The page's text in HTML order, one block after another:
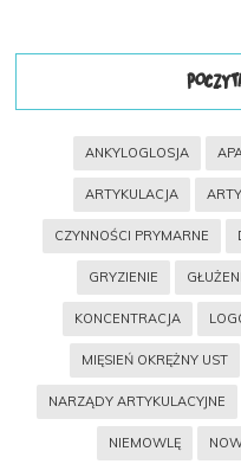
ANKYLOGLOSJA
ARTYKULACJA
CZYNNOŚCI PRYMARNE
GRYZIENIE
KONCENTRACJA
MIĘSIEŃ OKRĘŻNY UST
NARZĄDY ARTYKULACYJNE
NIEMOWLĘ